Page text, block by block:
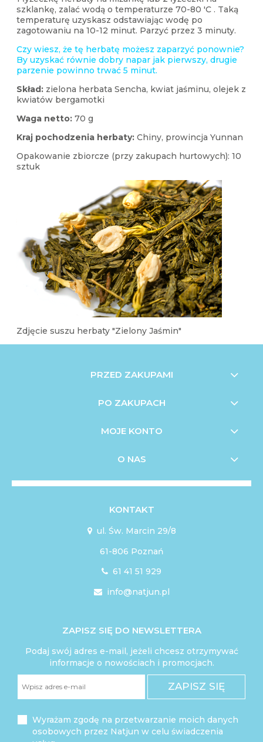
szklankę, zalać wodą o temperaturze 70-80 'C . Taką
temperaturę uzyskasz odstawiając wodę po
zagotowaniu na 10-12 minut. Parzyć przez 3 minuty.
Czy wiesz, że tę herbatę możesz zaparzyć ponownie?
By uzyskać równie dobry napar jak pierwszy, drugie
parzenie powinno trwać 5 minut.
Skład: zielona herbata Sencha, kwiat jaśminu, olejek z
kwiatów bergamotki
Waga netto: 70 g
Kraj pochodzenia herbaty: Chiny, prowincja Yunnan
Opakowanie zbiorcze (przy zakupach hurtowych): 10
sztuk
Zdjęcie suszu herbaty "Zielony Jaśmin"
PRZED ZAKUPAMI
PO ZAKUPACH
MOJE KONTO
O NAS
KONTAKT
ul. Św. Marcin 29/8
61-806 Poznań
 61 41 51 929
info@natjun.pl
ZAPISZ SIĘ DO NEWSLETTERA
Podaj swój adres e-mail, jeżeli chcesz otrzymywać
informacje o nowościach i promocjach.
Wyrażam zgodę na przetwarzanie moich danych
osobowych przez Natjun w celu świadczenia
ZAPISZ SIĘ